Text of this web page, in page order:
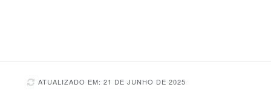
ATUALIZADO EM: 21 DE JUNHO DE 2025